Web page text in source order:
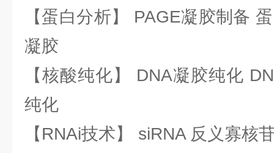
【蛋白分析】 PAGE凝胶制备
凝胶
【核酸纯化】 DNA凝胶纯化
纯化
【RNAi技术】 siRNA 反义寡核